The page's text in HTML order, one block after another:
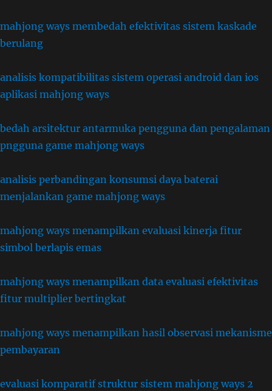
mahjong ways membedah efektivitas sistem kaskade
berulang
analisis kompatibilitas sistem operasi android dan ios
aplikasi mahjong ways
bedah arsitektur antarmuka pengguna dan pengalaman
pngguna game mahjong ways
analisis perbandingan konsumsi daya baterai
menjalankan game mahjong ways
mahjong ways menampilkan evaluasi kinerja fitur
simbol berlapis emas
mahjong ways menampilkan data evaluasi efektivitas
fitur multiplier bertingkat
mahjong ways menampilkan hasil observasi mekanisme
pembayaran
evaluasi komparatif struktur sistem mahjong ways 2